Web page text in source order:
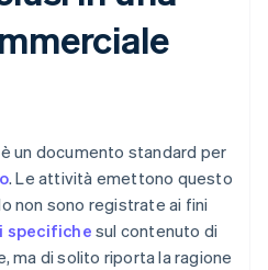
un documento standard per
. Le attività emettono questo
non sono registrate ai fini
specifiche sul contenuto di
ma di solito riporta la ragione